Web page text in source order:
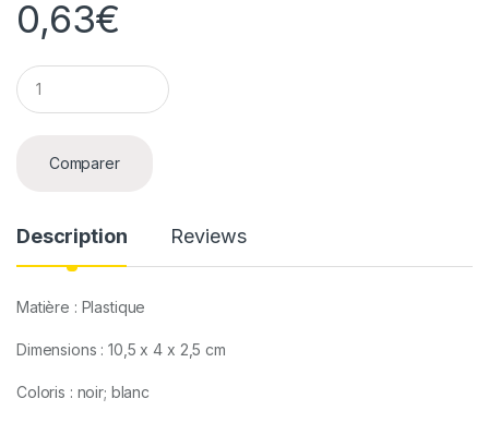
0,63€
Q
u
a
Comparer
Description Reviews
Matière : Plastique
Dimensions : 10,5 x 4 x 2,5 cm
Coloris : noir; blanc